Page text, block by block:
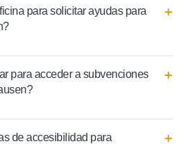
para solicitar ayudas para
para acceder a subvenciones
de accesibilidad para